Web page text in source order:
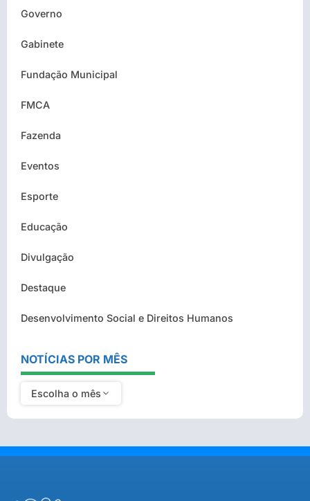
Governo
Gabinete
Fundação Municipal
FMCA
Fazenda
Eventos
Esporte
Educação
Divulgação
Destaque
Desenvolvimento Social e Direitos Humanos
NOTÍCIAS POR MÊS
Escolha o mês